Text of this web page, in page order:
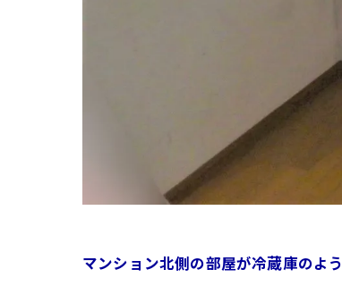
マンション北側の部屋が冷蔵庫のよ